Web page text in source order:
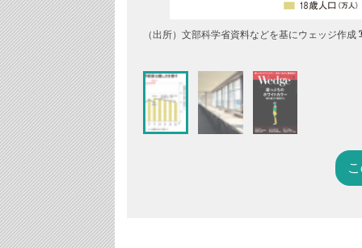
（出所）文部科学省資料などを基にウェッジ作成